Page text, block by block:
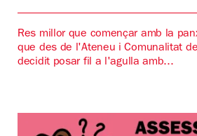
Res millor que començar amb la
que des de l'Ateneu i Comunalitat
decidit posar fil a l'agulla amb...